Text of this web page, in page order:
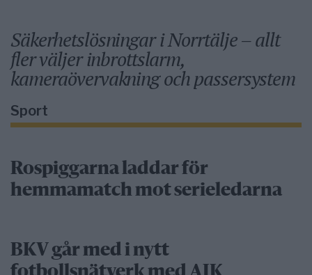
Säkerhetslösningar i Norrtälje – allt
fler väljer inbrottslarm,
kameraövervakning och passersystem
Sport
Rospiggarna laddar för
hemmamatch mot serieledarna
BKV går med i nytt